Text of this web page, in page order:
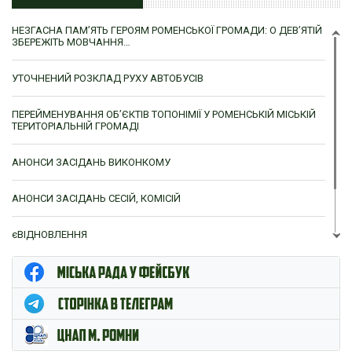
НЕЗГАСНА ПАМ’ЯТЬ ГЕРОЯМ РОМЕНСЬКОЇ ГРОМАДИ: О ДЕВ’ЯТІЙ
ЗБЕРЕЖІТЬ МОВЧАННЯ…
УТОЧНЕНИЙ РОЗКЛАД РУХУ АВТОБУСІВ
ПЕРЕЙМЕНУВАННЯ ОБ’ЄКТІВ ТОПОНІМІЇ У РОМЕНСЬКІЙ МІСЬКІЙ
ТЕРИТОРІАЛЬНІЙ ГРОМАДІ
АНОНСИ ЗАСІДАНЬ ВИКОНКОМУ
АНОНСИ ЗАСІДАНЬ СЕСІЙ, КОМІСІЙ
єВІДНОВЛЕННЯ
ЦНАП м. Ромни